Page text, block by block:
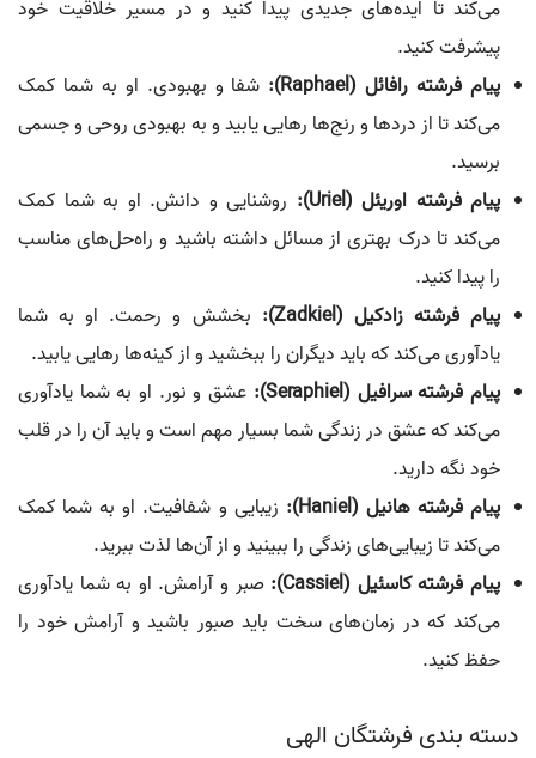
می‌کند تا ایده‌های جدیدی پیدا کنید و در مسیر خلاقیت خود
پیشرفت کنید.
پیام فرشته رافائل (Raphael):
شفا و بهبودی. او به شما کمک
می‌کند تا از دردها و رنج‌ها رهایی یابید و به بهبودی روحی و جسمی
برسید.
پیام فرشته اوریئل (Uriel):
روشنایی و دانش. او به شما کمک
می‌کند تا درک بهتری از مسائل داشته باشید و راه‌حل‌های مناسب
را پیدا کنید.
پیام فرشته زادکیل (Zadkiel):
بخشش و رحمت. او به شما
یادآوری می‌کند که باید دیگران را ببخشید و از کینه‌ها رهایی یابید.
پیام فرشته سرافیل (Seraphiel):
عشق و نور. او به شما یادآوری
می‌کند که عشق در زندگی شما بسیار مهم است و باید آن را در قلب
خود نگه دارید.
پیام فرشته هانیل (Haniel):
زیبایی و شفافیت. او به شما کمک
می‌کند تا زیبایی‌های زندگی را ببینید و از آن‌ها لذت ببرید.
پیام فرشته کاسئیل (Cassiel):
صبر و آرامش. او به شما یادآوری
می‌کند که در زمان‌های سخت باید صبور باشید و آرامش خود را
حفظ کنید.
دسته بندی فرشتگان الهی